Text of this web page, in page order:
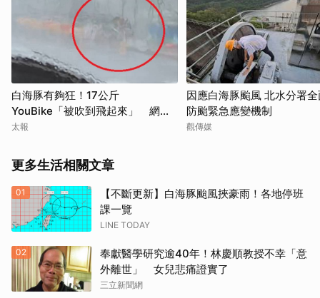
白海豚有夠狂！17公斤
YouBike「被吹到飛起來」 網：
以為是AI
太報
因應白海豚颱風 北水分署
防颱緊急應變機制
觀傳媒
更多生活相關文章
01
【不斷更新】白海豚颱風挾豪雨！各地停班
課一覽
LINE TODAY
02
奉獻醫學研究逾40年！林慶順教授不幸「意
外離世」 女兒悲痛證實了
三立新聞網